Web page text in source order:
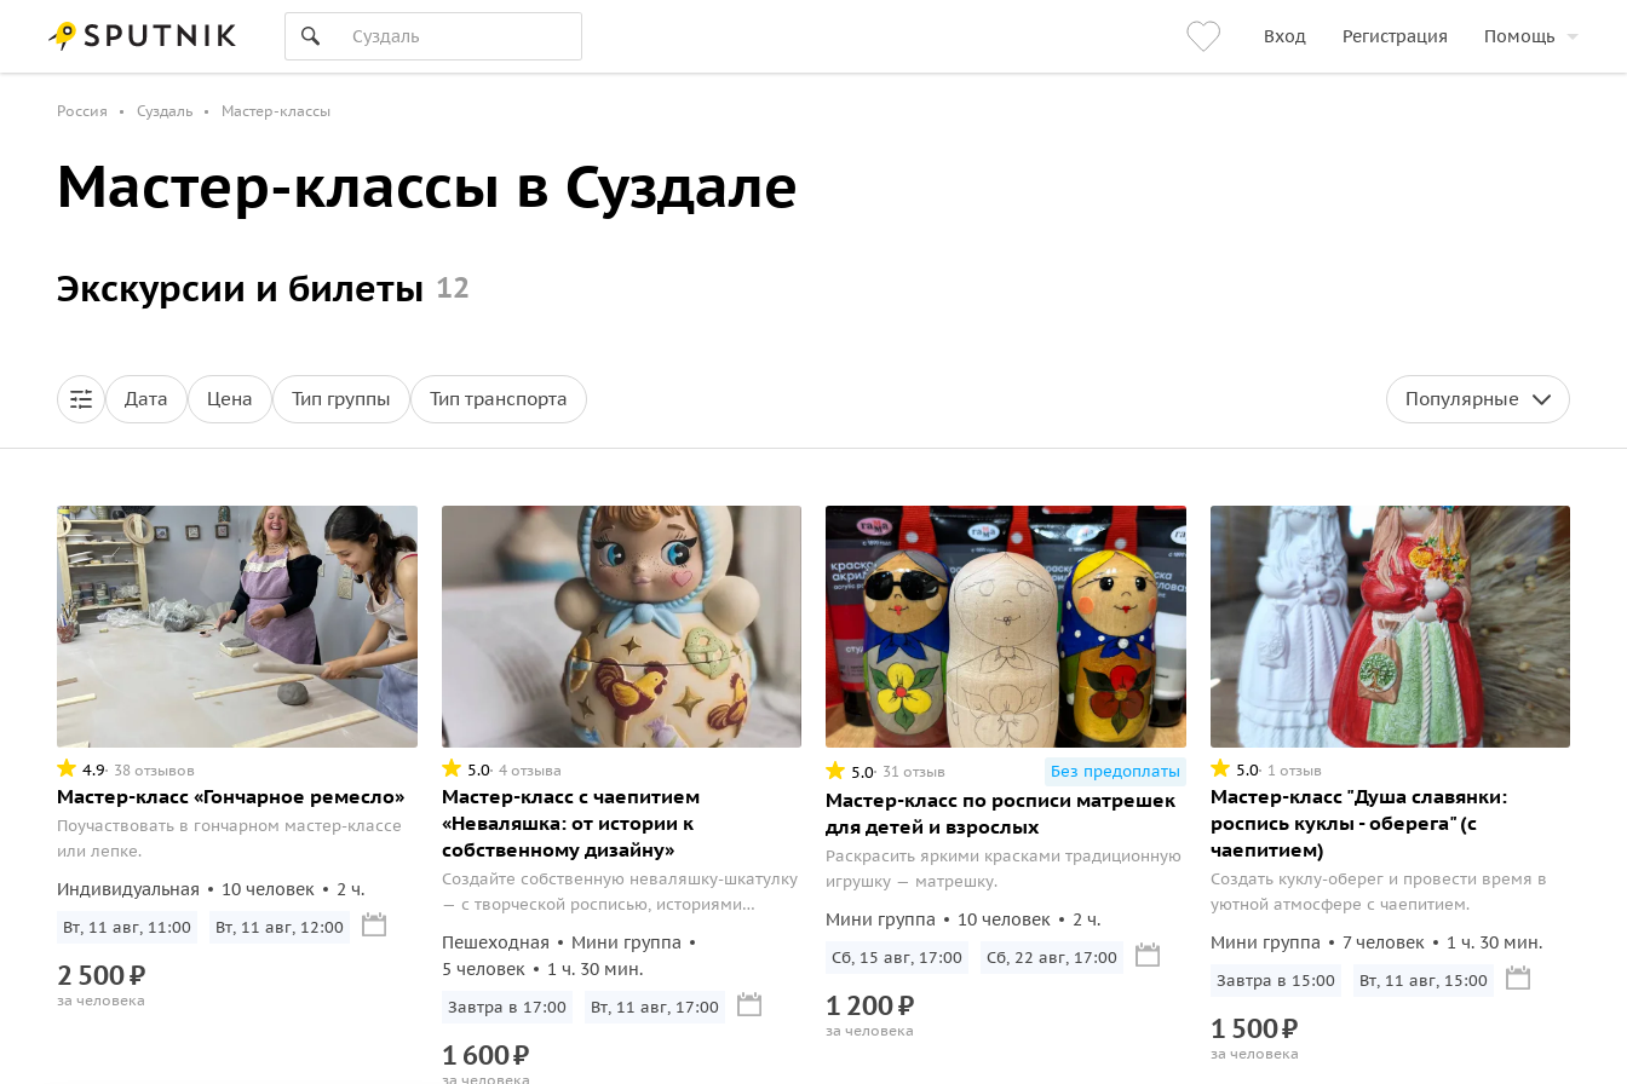
Вход Регистрация Помощь
Россия Суздаль Мастер-классы
Мастер-классы в Суздале
Экскурсии и билеты 12
Дата Цена Тип группы Тип транспорта Популярные
4.9 38 отзывов
Мастер-класс «‎Гончарное ремесло»
Поучаствовать в гончарном мастер-классе
или лепке.
Индивидуальная 10 человек 2 ч.
Вт, 11 авг, 11:00 Вт, 11 авг, 12:00
2 500₽
за человека
5.0 4 отзыва
Мастер-класс с чаепитием
«Неваляшка: от истории к
собственному дизайну»
Создайте собственную неваляшку-шкатулку
— с творческой росписью, историями
атмосфере старого Суздаля.
Пешеходная
Мини группа
5 человек
1 ч. 30 мин.
Завтра в 17:00 Вт, 11 авг, 17:00
1 600₽
за человека
5.0 31 отзыв Без предоплаты
Мастер-класс по росписи матрешек
для детей и взрослых
Раскрасить яркими красками традиционную
игрушку — матрешку.
Мини группа 10 человек 2 ч.
Сб, 15 авг, 17:00 Сб, 22 авг, 17:00
1 200₽
за человека
5.0 1 отзыв
Мастер-класс "Душа славянки:
роспись куклы - оберега" (с
чаепитием)
Создать куклу-оберег и провести время в
уютной атмосфере с чаепитием.
Мини группа 7 человек 1 ч. 30 мин.
Завтра в 15:00 Вт, 11 авг, 15:00
1 500₽
за человека